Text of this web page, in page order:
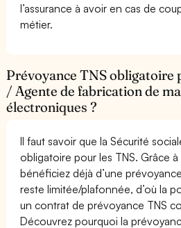
l’assurance à avoir en cas de
métier.
Prévoyance TNS obligatoire
/ Agente de fabrication de
électroniques ?
Il faut savoir que la Sécurité
obligatoire pour les TNS. Grâce
bénéficiez déjà d’une
reste limitée/plafonnée, d’où la
un contrat de prévoyance TNS
Découvrez pourquoi la